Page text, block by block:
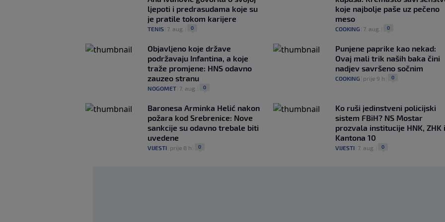
ljepoti i predrasudama koje su
je pratile tokom karijere
TENIS 7. aug. 0
koje najbolje paše uz pečeno
meso
COOKING 7. aug. 0
Objavljeno koje države
podržavaju Infantina, a koje
traže promjene: HNS odavno
zauzeo stranu
NOGOMET 7. aug. 0
Punjene paprike kao nekad:
Ovaj mali trik naših baka čini
nadjev savršeno sočnim
COOKING prije 9 h 0
Baronesa Arminka Helić nakon
požara kod Srebrenice: Nove
sankcije su odavno trebale biti
uvedene
VIJESTI prije 8 h 0
Ko ruši jedinstveni policijski
sistem FBiH? NS Mostar
prozvala institucije HNK, ZHK i
Kantona 10
VIJESTI| 7. aug. 0